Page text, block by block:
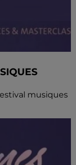
musiques